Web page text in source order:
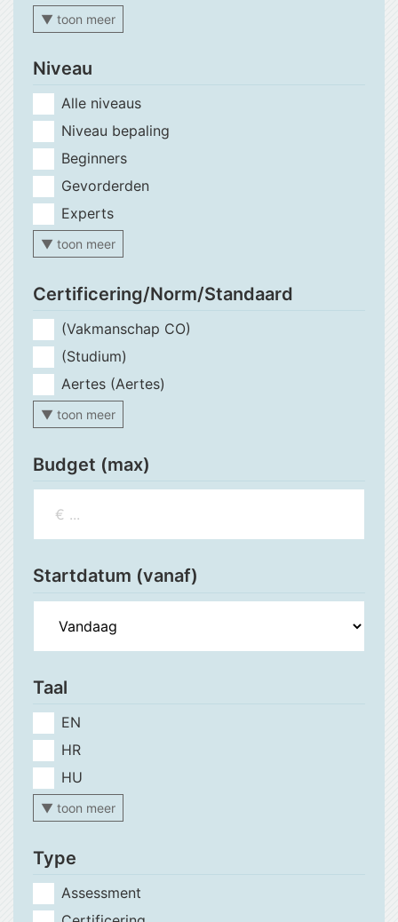
▼ toon meer
Niveau
Alle niveaus
Niveau bepaling
Beginners
Gevorderden
Experts
▼ toon meer
Certificering/Norm/Standaard
(Vakmanschap CO)
(Studium)
Aertes (Aertes)
▼ toon meer
Budget (max)
Startdatum (vanaf)
Taal
EN
HR
HU
▼ toon meer
Type
Assessment